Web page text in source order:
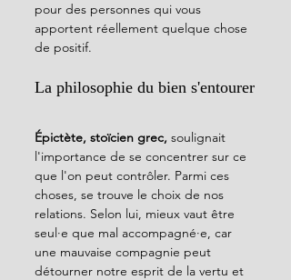
pour des personnes qui vous
apportent réellement quelque chose
de positif.
La philosophie du bien s'entourer
Épictète, stoïcien grec, soulignait
l'importance de se concentrer sur ce
que l'on peut contrôler. Parmi ces
choses, se trouve le choix de nos
relations. Selon lui, mieux vaut être
seul·e que mal accompagné·e, car
une mauvaise compagnie peut
détourner notre esprit de la vertu et